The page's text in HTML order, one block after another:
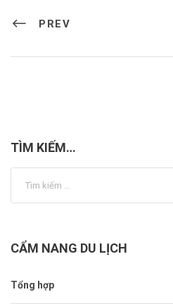
PREV
TÌM KIẾM…
CẨM NANG DU LỊCH
Tổng hợp